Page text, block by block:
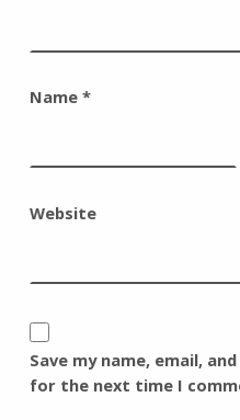
Name *
Website
Save my name, email,
for the next time I